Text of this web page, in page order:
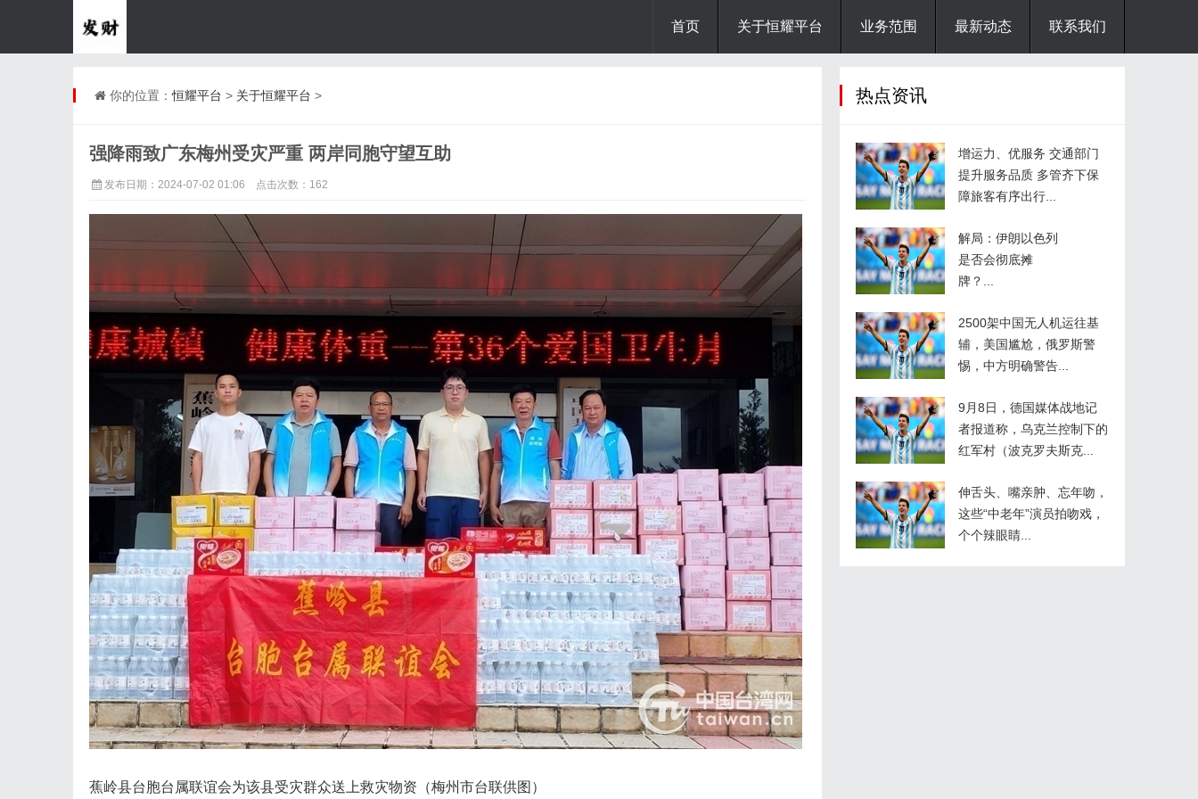
首页 关于恒耀平台 业务范围 最新动态 联系我们
你的位置：恒耀平台 > 关于恒耀平台 >
强降雨致广东梅州受灾严重 两岸同胞守望互助
发布日期：2024-07-02 01:06 点击次数：162
蕉岭县台胞台属联谊会为该县受灾群众送上救灾物资（梅州市台联供图）
热点资讯
增运力、优服务 交通部门
提升服务品质 多管齐下保
障旅客有序出行...
解局：伊朗以色列
是否会彻底摊
牌？...
2500架中国无人机运往基
辅，美国尴尬，俄罗斯警
惕，中方明确警告...
9月8日，德国媒体战地记
者报道称，乌克兰控制下的
红军村（波克罗夫斯克...
伸舌头、嘴亲肿、忘年吻，
这些“中老年”演员拍吻戏，
个个辣眼睛...